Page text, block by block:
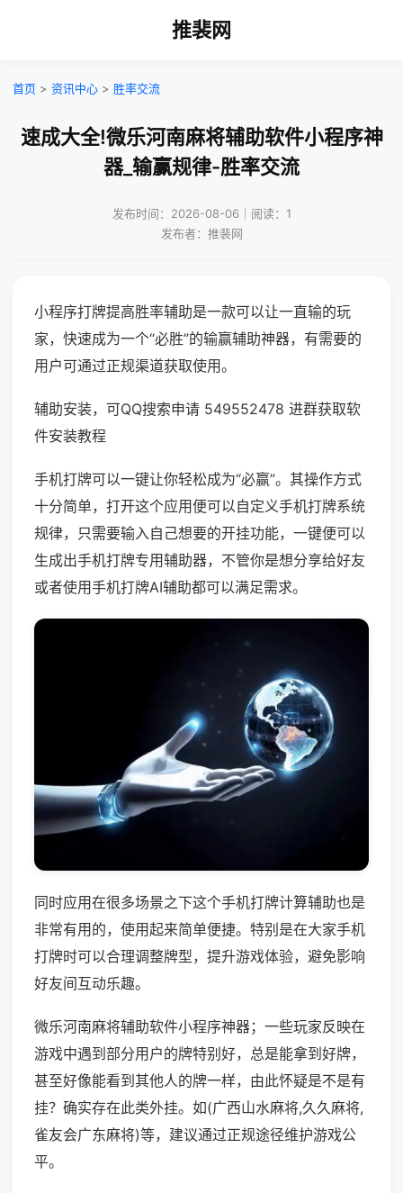
推裴网
首页 > 资讯中心 > 胜率交流
速成大全!微乐河南麻将辅助软件小程序神
器_输赢规律-胜率交流
发布时间：2026-08-06｜阅读：1
发布者：推裴网
小程序打牌提高胜率辅助是一款可以让一直输的玩
家，快速成为一个“必胜”的输赢辅助神器，有需要的
用户可通过正规渠道获取使用。
辅助安装，可QQ搜索申请 549552478 进群获取软
件安装教程
手机打牌可以一键让你轻松成为“必赢”。其操作方式
十分简单，打开这个应用便可以自定义手机打牌系统
规律，只需要输入自己想要的开挂功能，一键便可以
生成出手机打牌专用辅助器，不管你是想分享给好友
或者使用手机打牌AI辅助都可以满足需求。
同时应用在很多场景之下这个手机打牌计算辅助也是
非常有用的，使用起来简单便捷。特别是在大家手机
打牌时可以合理调整牌型，提升游戏体验，避免影响
好友间互动乐趣。
微乐河南麻将辅助软件小程序神器；一些玩家反映在
游戏中遇到部分用户的牌特别好，总是能拿到好牌，
甚至好像能看到其他人的牌一样，由此怀疑是不是有
挂？确实存在此类外挂。如(广西山水麻将,久久麻将,
雀友会广东麻将)等，建议通过正规途径维护游戏公
平。